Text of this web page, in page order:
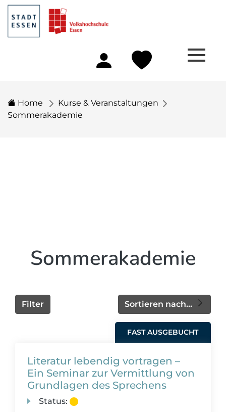
Home
Kurse & Veranstaltungen
Sommerakademie
Sommerakademie
Sortieren nach...
Filter
FAST AUSGEBUCHT
Literatur lebendig vortragen –
Ein Seminar zur Vermittlung von
Grundlagen des Sprechens
Status: